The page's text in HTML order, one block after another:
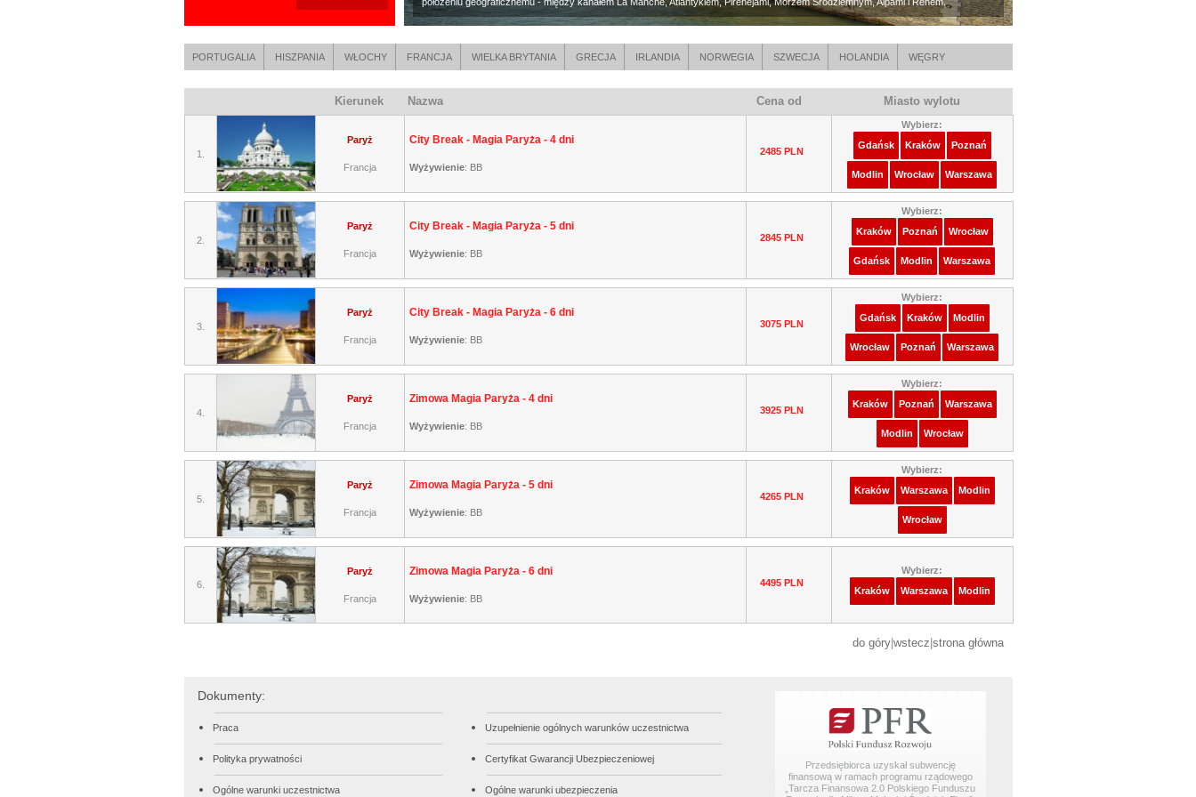
PORTUGALIA HISZPANIA WŁOCHY FRANCJA WIELKA BRYTANIA GRECJA IRLANDIA NORWEGIA SZWECJA HOLANDIA WĘGRY
Kierunek Nazwa Cena od Miasto wylotu
1.
Paryż
Francja
City Break - Magia Paryża - 4 dni
Wyżywienie: BB
2485 PLN
Wybierz:
Gdańsk
Kraków Poznań
Modlin Wrocław Warszawa
2.
Paryż
Francja
City Break - Magia Paryża - 5 dni
Wyżywienie: BB
2845 PLN
Wybierz:
Kraków
Poznań Wrocław
Gdańsk Modlin Warszawa
3.
Paryż
Francja
City Break - Magia Paryża - 6 dni
Wyżywienie: BB
3075 PLN
Wybierz:
Gdańsk
Kraków Modlin
Wrocław Poznań Warszawa
4.
Paryż
Francja
Zimowa Magia Paryża - 4 dni
Wyżywienie: BB
3925 PLN
Wybierz:
Kraków
Poznań Warszawa
Modlin Wrocław
5.
Paryż
Francja
Zimowa Magia Paryża - 5 dni
Wyżywienie: BB
4265 PLN
Wybierz:
Kraków
Warszawa Modlin
Wrocław
6.
Paryż
Francja
Zimowa Magia Paryża - 6 dni
Wyżywienie: BB
4495 PLN
Wybierz:
Kraków
Warszawa Modlin
do góry| wstecz strona główna
Dokumenty:
Praca
Polityka prywatności
Ogólne warunki uczestnictwa
Uzupełnienie ogólnych warunków uczestnictwa
Certyfikat Gwarancji Ubezpieczeniowej
Ogólne warunki ubezpieczenia
Przedsiębiorca uzyskał subwencję
finansową w ramach programu rządowego
„Tarcza Finansowa 2.0 Polskiego Funduszu